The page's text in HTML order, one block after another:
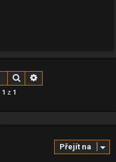
Hledat
1 z 1
Přejít na